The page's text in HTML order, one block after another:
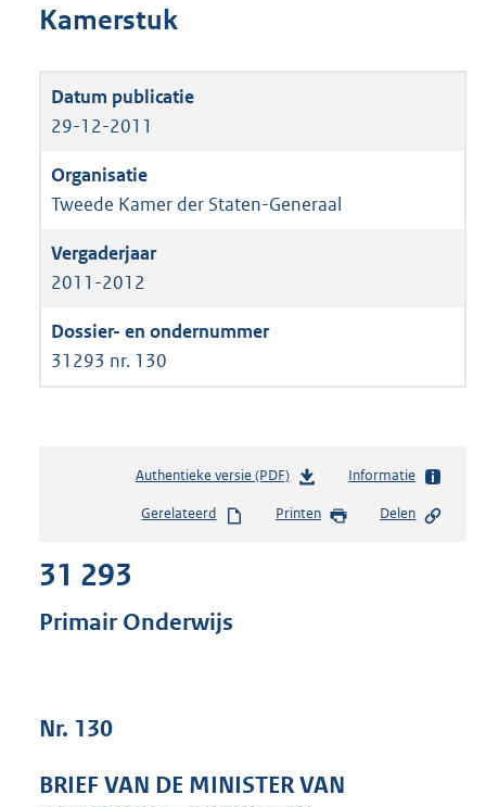
Kamerstuk
29-12-2011
Tweede Kamer der Staten-Generaal
2011-2012
31293 nr. 130
Authentieke versie (PDF)b
s
e
Informatie
Gerelateerd Printen Delen
31 293
Primair Onderwijs
Nr. 130
BRIEF VAN DE MINISTER VAN